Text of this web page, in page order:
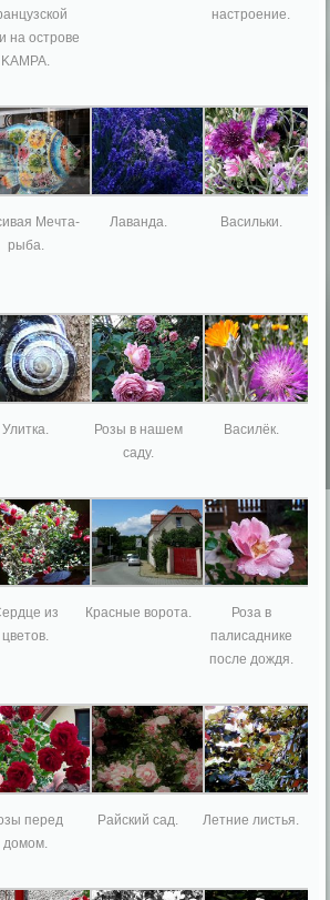
на острове
KAMPA.
настроение.
Мечта-
рыба.
Лаванда. Васильки.
Улитка.
Розы в нашем
саду.
Василёк.
из
цветов.
Красные ворота.
Роза в
палисаднике
после дождя.
перед
домом.
Райский сад. Летние листья.